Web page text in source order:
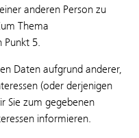
anderen Person zu
Thema
Punkt 5.
Daten aufgrund anderer,
(oder derjenigen
Sie zum gegebenen
informieren.